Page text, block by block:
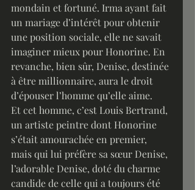
mondain et fortuné. Irma ayant fait
un mariage d’intérêt pour obtenir
une position sociale, elle ne savait
imaginer mieux pour Honorine. En
revanche, bien sûr, Denise, destinée
à être millionnaire, aura le droit
d’épouser l’homme qu’elle aime.
Et cet homme, c’est Louis Bertrand,
un artiste peintre dont Honorine
s’était amourachée en premier,
mais qui lui préfère sa sœur Denise,
l’adorable Denise, doté du charme
candide de celle qui a toujours été